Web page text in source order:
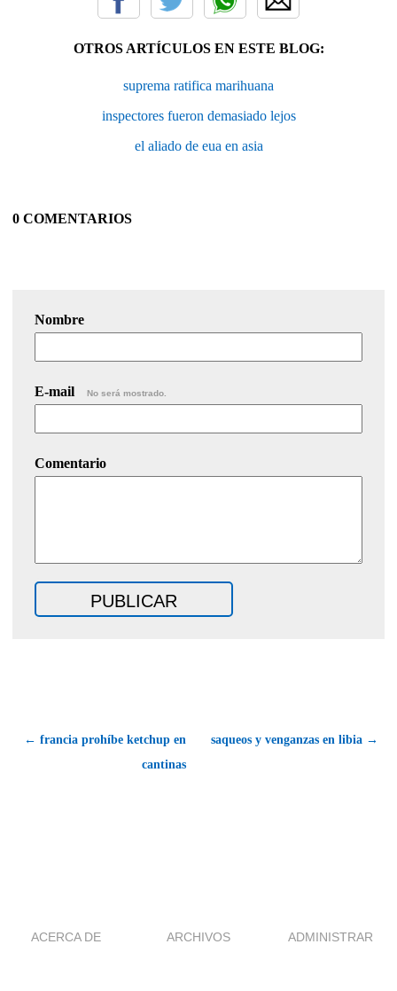
OTROS ARTÍCULOS EN ESTE BLOG:
suprema ratifica marihuana
inspectores fueron demasiado lejos
el aliado de eua en asia
0 COMENTARIOS
Nombre
E-mail No será mostrado.
Comentario
← francia prohíbe ketchup en
cantinas
saqueos y venganzas en libia →
ACERCA DE ARCHIVOS ADMINISTRAR